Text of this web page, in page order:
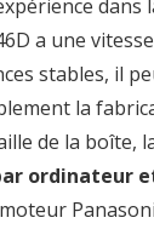
dans
a une
stables, il
la
de la boîte,
ordinateur